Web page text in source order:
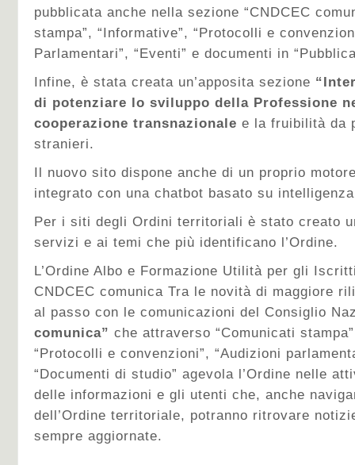
pubblicata anche nella sezione “CNDCEC
stampa”, “Informative”, “Protocolli e
Parlamentari”, “Eventi” e documenti in
Infine, è stata creata un’apposita sezione
di potenziare lo sviluppo della Professione
cooperazione transnazionale e la fruibilità da
stranieri.
Il nuovo sito dispone anche di un proprio
integrato con una chatbot basato su
Per i siti degli Ordini territoriali è stato creato
servizi e ai temi che più identificano l’Ordine.
L’Ordine Albo e Formazione Utilità per gli
CNDCEC comunica Tra le novità di maggiore
al passo con le comunicazioni del Consiglio
comunica” che attraverso “Comunicati
“Protocolli e convenzioni”, “Audizioni
“Documenti di studio” agevola l’Ordine nelle
delle informazioni e gli utenti che, anche
dell’Ordine territoriale, potranno ritrovare
sempre aggiornate.